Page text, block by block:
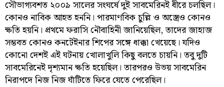
সৌভাগ্যবশত ২০০৯ সালের সংঘর্ষে দুই সাবমেরিনই ধীরে চলছিল।
কোনও নাবিক আহত হননি। পারমাণবিক চুল্লি ও অস্ত্রেও কোনও
ক্ষতি হয়নি। প্রথমে ফরাসি নৌবাহিনী জানিয়েছিল, তাদের জাহাজ
সম্ভবত কোনও কনটেইনার শিপের সঙ্গে ধাক্কা খেয়েছে। যদিও
কোনো দেশই এই ঘটনায় খোলাখুলি কিছু বলতে চায়নি। তবু দুটি
সাবমেরিনেই দৃশ্যমান ক্ষতি হয়েছিল। তারপরও উভয় সাবমেরিন
নিরাপদে নিজ নিজ ঘাঁটিতে ফিরে যেতে পেরেছিল।